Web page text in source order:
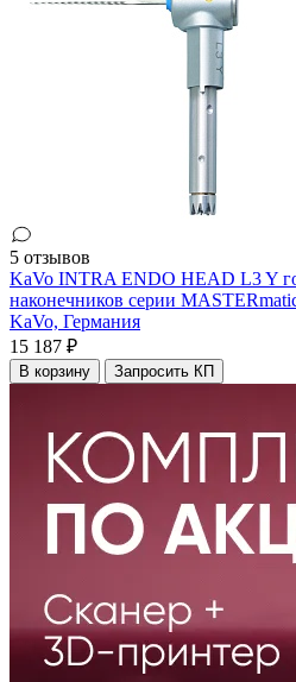
5 отзывов
KaVo INTRA ENDO HEAD L3 Y
наконечников серии
KaVo, Германия
15 187 ₽
В корзину Запросить КП